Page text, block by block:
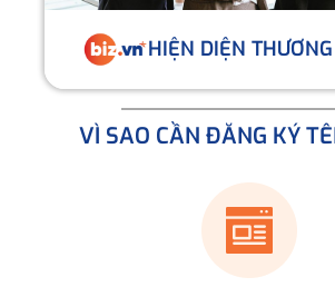
HIỆN DIỆN
VÌ SAO CẦN ĐĂNG KÝ